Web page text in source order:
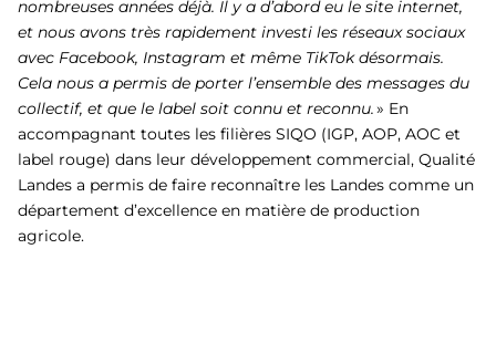
nombreuses années déjà. Il y a d’abord eu le site internet,
et nous avons très rapidement investi les réseaux sociaux
avec Facebook, Instagram et même TikTok désormais.
Cela nous a permis de porter l’ensemble des messages du
collectif, et que le label soit connu et reconnu.» En
accompagnant toutes les filières SIQO (IGP, AOP, AOC et
label rouge) dans leur développement commercial, Qualité
Landes a permis de faire reconnaître les Landes comme un
département d’excellence en matière de production
agricole.